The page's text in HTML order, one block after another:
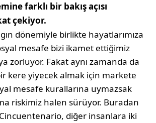
farklı bir bakış açısı
çekiyor.
dönemiyle birlikte hayatlarımıza
mesafe bizi ikamet ettiğimiz
zorluyor. Fakat aynı zamanda da
kere yiyecek almak için markete
mesafe kurallarına uymazsak
riskimiz halen sürüyor. Buradan
diğer insanlara iki